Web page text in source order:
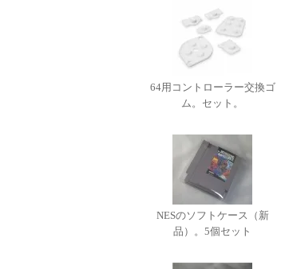
64用コントローラー交換ゴ
ム。セット。
NESのソフトケース（新
品）。5個セット